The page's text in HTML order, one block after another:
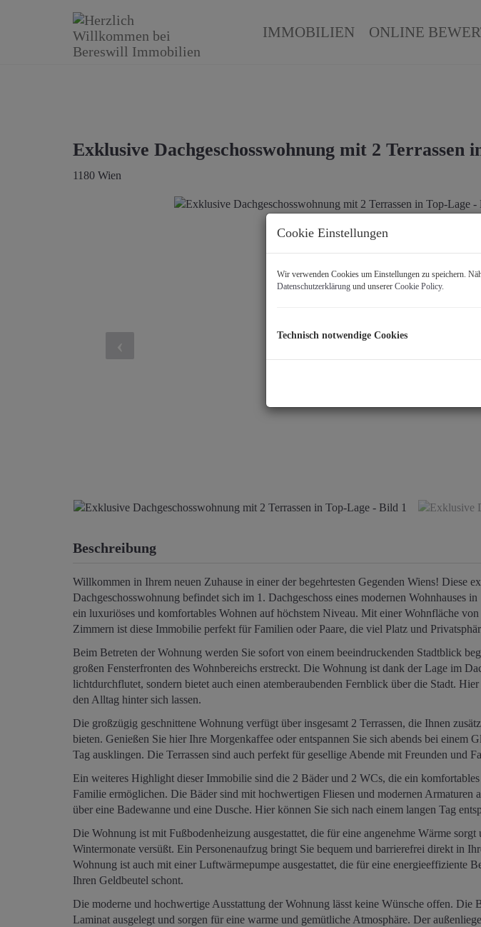
IMMOBILIEN ONLINE
Exklusive Dachgeschosswohnung mit 2 Terrassen
1180 Wien
Beschreibung
Willkommen in Ihrem neuen Zuhause in einer der begehrtesten Gegenden Wiens! Diese
Dachgeschosswohnung befindet sich im 1. Dachgeschoss eines modernen Wohnhauses
ein luxuriöses und komfortables Wohnen auf höchstem Niveau. Mit einer Wohnfläche von
Zimmern ist diese Immobilie perfekt für Familien oder Paare, die viel Platz und
Beim Betreten der Wohnung werden Sie sofort von einem beeindruckenden Stadtblick
großen Fensterfronten des Wohnbereichs erstreckt. Die Wohnung ist dank der Lage im
lichtdurchflutet, sondern bietet auch einen atemberaubenden Fernblick über die Stadt.
den Alltag hinter sich lassen.
Die großzügig geschnittene Wohnung verfügt über insgesamt 2 Terrassen, die Ihnen
bieten. Genießen Sie hier Ihre Morgenkaffee oder entspannen Sie sich abends bei einem
Tag ausklingen. Die Terrassen sind auch perfekt für gesellige Abende mit Freunden und
Ein weiteres Highlight dieser Immobilie sind die 2 Bäder und 2 WCs, die ein
Familie ermöglichen. Die Bäder sind mit hochwertigen Fliesen und modernen Armaturen
über eine Badewanne und eine Dusche. Hier können Sie sich nach einem langen Tag
Die Wohnung ist mit Fußbodenheizung ausgestattet, die für eine angenehme Wärme sorgt
Wintermonate versüßt. Ein Personenaufzug bringt Sie bequem und barrierefrei direkt in
Wohnung ist auch mit einer Luftwärmepumpe ausgestattet, die für eine energieeffiziente
Ihren Geldbeutel schont.
Die moderne und hochwertige Ausstattung der Wohnung lässt keine Wünsche offen. Die
Laminat ausgelegt und sorgen für eine warme und gemütliche Atmosphäre. Der
Cookie Einstellungen
Wir verwenden Cookies um Einstellungen zu speichern.
Datenschutzerklärung und unserer Cookie Policy.
Technisch notwendige Cookies